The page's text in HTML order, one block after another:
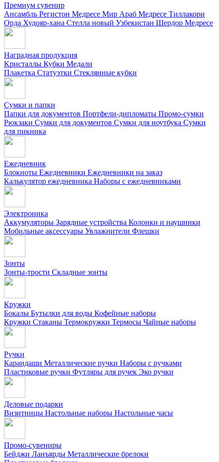
Премиум сувенир
Ансамбль Регистон Медресе Мир Араб Медресе Тиллакори
Орда Худояр-хана Стелла новый Узбекистан Шердор Медресе
Наградная продукция
Kристаллы Кубки Медали
Плакетка Статуэтки Стеклянные кубки
Сумки и папки
Папки для документов Портфели-дипломаты Промо-сумки
Рюкзаки Сумки для документов Сумки для ноутбука Сумки
для пикника
Ежедневник
Блокноты Ежедневники Ежедневники на заказ
Калькулятор ежедневника Наборы с ежедневниками
Электроника
Аккумуляторы Зарядные устройства Колонки и наушники
Мобильные аксессуары Увлажнители Флешки
Зонты
Зонты-трости Складные зонты
Кружки
Бокалы Бутылки для воды Кофейные наборы
Кружки Стаканы Термокружки Термосы Чайные наборы
Ручки
Карандаши Металлические ручки Наборы с ручками
Пластиковые ручки Футляры для ручек Эко ручки
Деловые подарки
Визитницы Настольные наборы Настольные часы
Промо-сувениры
Бейджи Ланъярды Металлические брелоки